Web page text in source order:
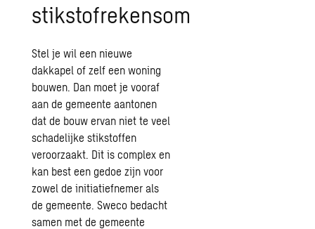
stikstofrekensom
Stel je wil een nieuwe
dakkapel of zelf een woning
bouwen. Dan moet je vooraf
aan de gemeente aantonen
dat de bouw ervan niet te veel
schadelijke stikstoffen
veroorzaakt. Dit is complex en
kan best een gedoe zijn voor
zowel de initiatiefnemer als
de gemeente. Sweco bedacht
samen met de gemeente